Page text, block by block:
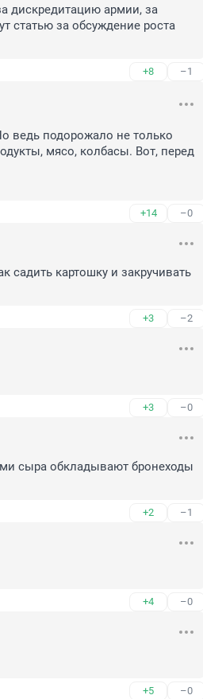
дискредитацию армии, за
статью за обсуждение роста
+8 –1
ведь подорожало не только
мясо, колбасы. Вот, перед
+14 –0
садить картошку и закручивать
+3 –2
+3 –0
сыра обкладывают бронеходы
+2 –1
+4 –0
+5 –0